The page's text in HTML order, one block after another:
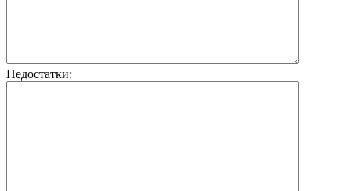
Недостатки: